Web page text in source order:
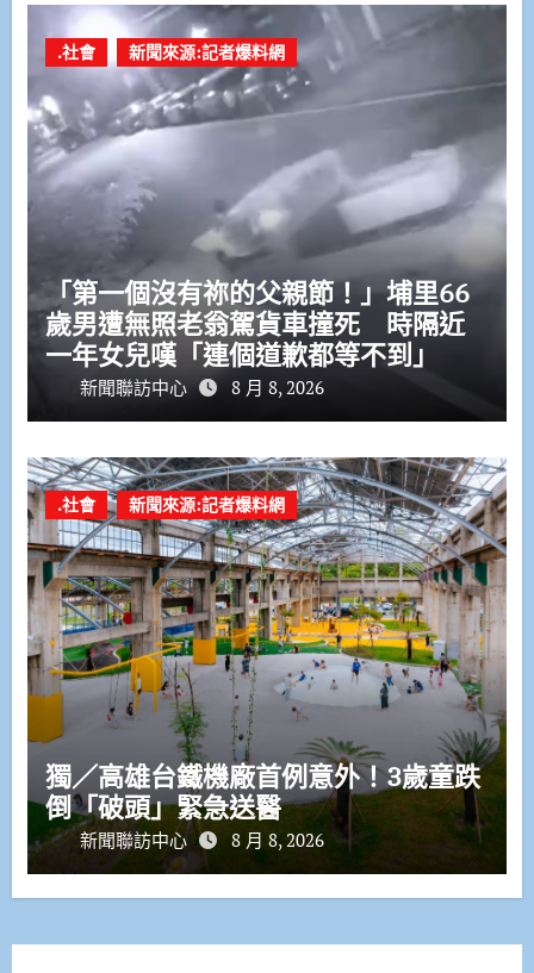
.社會 新聞來源:記者爆料網
「第一個沒有祢的父親節！」埔里66
歲男遭無照老翁駕貨車撞死 時隔近
一年女兒嘆「連個道歉都等不到」
新聞聯訪中心 8 月 8, 2026
.社會 新聞來源:記者爆料網
獨／高雄台鐵機廠首例意外！3歲童跌
倒「破頭」緊急送醫
新聞聯訪中心 8 月 8, 2026